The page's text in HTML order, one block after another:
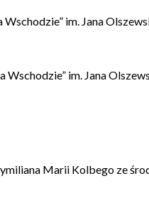
im. Jana
im. Jana
Marii Kolbego ze